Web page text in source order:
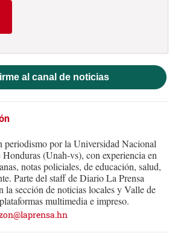
al canal de noticias
periodismo por la Universidad Nacional
(Unah-vs), con experiencia en
notas policiales, de educación, salud,
Parte del staff de Diario La Prensa
la sección de noticias locales y Valle de
multimedia e impreso.